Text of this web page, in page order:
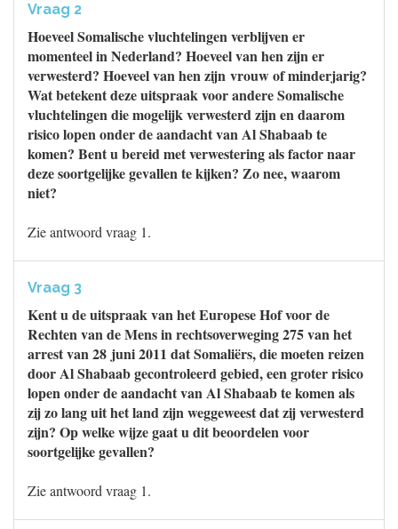
Vraag 2
Hoeveel Somalische vluchtelingen verblijven er
momenteel in Nederland? Hoeveel van hen zijn er
verwesterd? Hoeveel van hen zijn vrouw of minderjarig?
Wat betekent deze uitspraak voor andere Somalische
vluchtelingen die mogelijk verwesterd zijn en daarom
risico lopen onder de aandacht van Al Shabaab te
komen? Bent u bereid met verwestering als factor naar
deze soortgelijke gevallen te kijken? Zo nee, waarom
niet?
Zie antwoord vraag 1.
Vraag 3
Kent u de uitspraak van het Europese Hof voor de
Rechten van de Mens in rechtsoverweging 275 van het
arrest van 28 juni 2011 dat Somaliërs, die moeten reizen
door Al Shabaab gecontroleerd gebied, een groter risico
lopen onder de aandacht van Al Shabaab te komen als
zij zo lang uit het land zijn weggeweest dat zij verwesterd
zijn? Op welke wijze gaat u dit beoordelen voor
soortgelijke gevallen?
Zie antwoord vraag 1.